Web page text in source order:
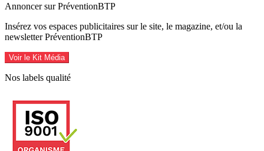
Annoncer sur PréventionBTP
Insérez vos espaces publicitaires sur le site, le magazine, et/ou la
newsletter PréventionBTP
Voir le Kit Média
Nos labels qualité